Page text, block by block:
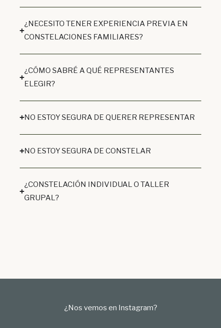
¿NECESITO TENER EXPERIENCIA PREVIA EN
CONSTELACIONES FAMILIARES?
¿CÓMO SABRÉ A QUÉ REPRESENTANTES
ELEGIR?
NO ESTOY SEGURA DE QUERER REPRESENTAR
NO ESTOY SEGURA DE CONSTELAR
¿CONSTELACIÓN INDIVIDUAL O TALLER
GRUPAL?
¿Nos vemos en Instagram?